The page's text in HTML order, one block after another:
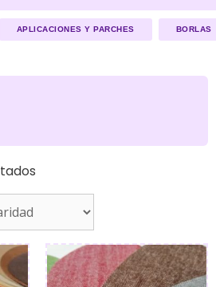
APLICACIONES Y PARCHES BORLAS